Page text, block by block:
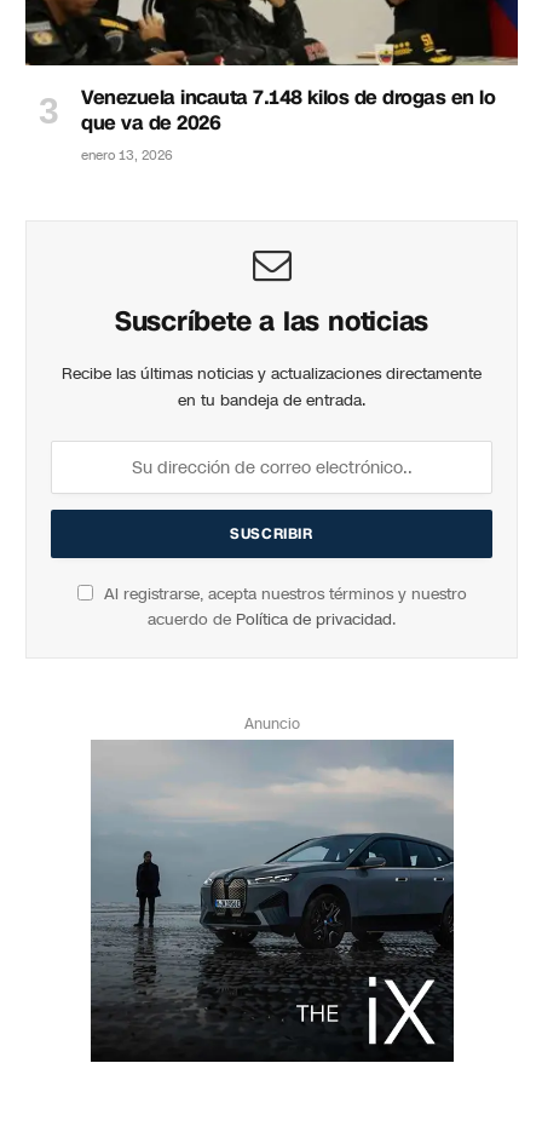
Venezuela incauta 7.148 kilos de drogas en lo
que va de 2026
enero 13, 2026
Suscríbete a las noticias
Recibe las últimas noticias y actualizaciones directamente
en tu bandeja de entrada.
Al registrarse, acepta nuestros términos y nuestro
acuerdo de Política de privacidad.
Anuncio